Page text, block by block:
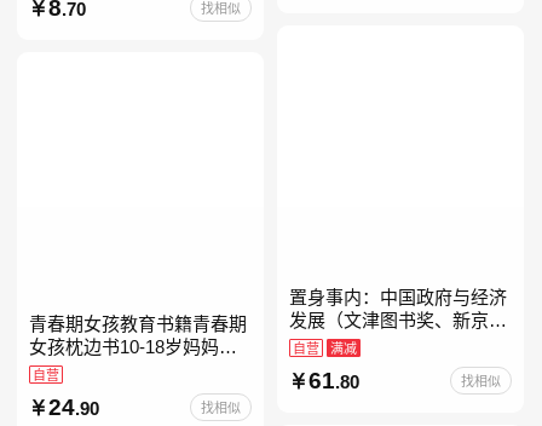
8.70 找相似
置身事内：中国政府与经济
发展（文津图书奖、新京报
年度通识写作获奖作品，罗
永浩、罗振宇、何帆、刘格
菘、张军、周黎安、王烁联
自营 满减
61 .80 找相似
青春期女孩教育书籍青春期
女孩枕边书10-18岁妈妈送
给青春期女儿私房书女孩青
春期生理少女成长与性知识
教育女孩发育叛逆期
自营
24.90 找相似